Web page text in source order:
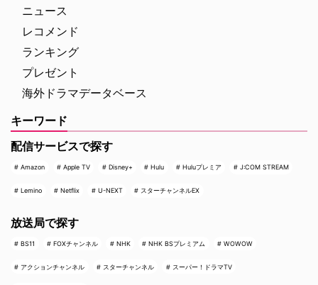
ニュース
レコメンド
ランキング
プレゼント
海外ドラマデータベース
キーワード
配信サービスで探す
Amazon Apple TV Disney+ Hulu Huluプレミア J:COM STREAM
Lemino Netflix U-NEXT スターチャンネルEX
放送局で探す
BS11 FOXチャンネル NHK NHK BSプレミアム WOWOW
アクションチャンネル スターチャンネル スーパー！ドラマTV